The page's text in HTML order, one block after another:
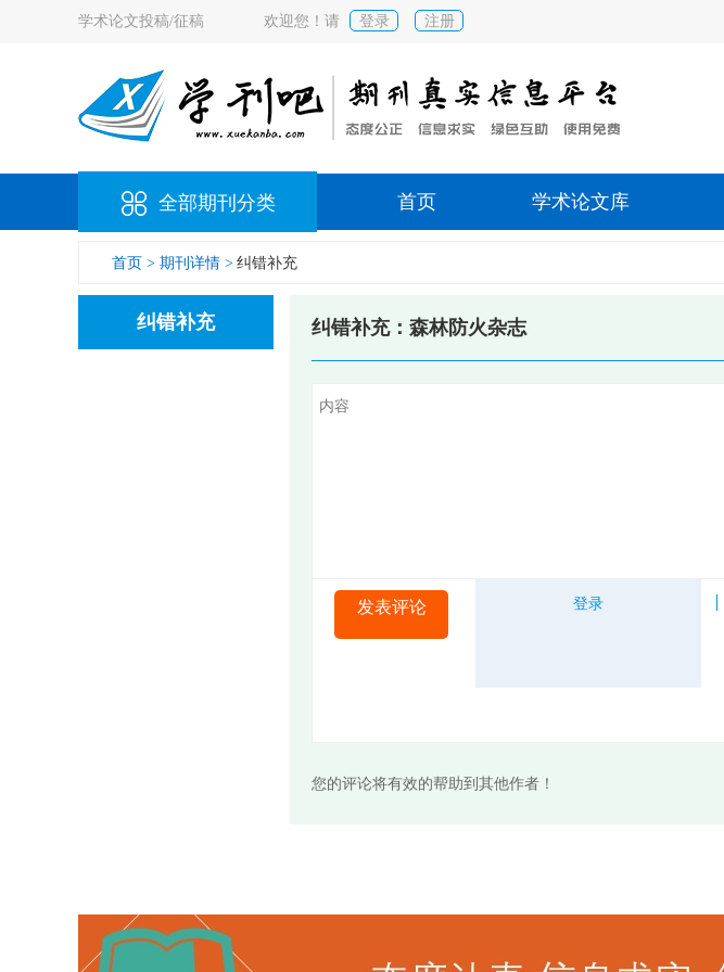
学术论文投稿/征稿 欢迎您！请 登录 注册
全部期刊分类 首页 学术论文库
首页 > 期刊详情 > 纠错补充
纠错补充 纠错补充：森林防火杂志
发表评论 登录
您的评论将有效的帮助到其他作者！